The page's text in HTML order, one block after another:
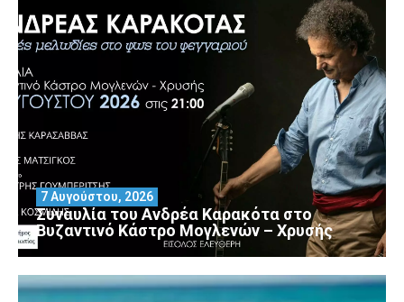
Συναυλία του Ανδρέα Καρακότα στο
Βυζαντινό Κάστρο Μογλενών – Χρυσής
7 Αυγούστου, 2026